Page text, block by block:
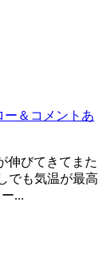
ー＆コメントあ
伸びてきてまた
でも気温が最高
...